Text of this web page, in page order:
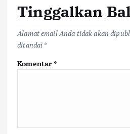
Tinggalkan
Alamat email Anda tidak akan
ditandai *
Komentar*